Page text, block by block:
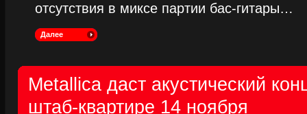
отсутствия в миксе партии бас-гитары…
Далее
Metallica даст акустический
штаб-квартире 14 ноября